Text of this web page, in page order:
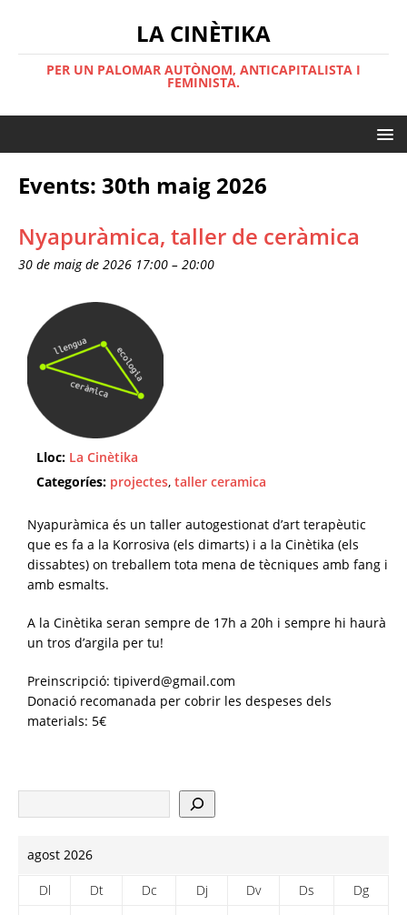
LA CINÈTIKA
PER UN PALOMAR AUTÒNOM, ANTICAPITALISTA I
FEMINISTA.
Events: 30th maig 2026
Nyapuràmica, taller de ceràmica
30 de maig de 2026 17:00 – 20:00
Lloc: La Cinètika
Categoríes: projectes, taller ceramica
Nyapuràmica és un taller autogestionat d’art terapèutic
que es fa a la Korrosiva (els dimarts) i a la Cinètika (els
dissabtes) on treballem tota mena de tècniques amb fang i
amb esmalts.
A la Cinètika seran sempre de 17h a 20h i sempre hi haurà
un tros d’argila per tu!
Preinscripció: tipiverd@gmail.com
Donació recomanada per cobrir les despeses dels
materials: 5€
agost 2026
Dl Dt Dc Dj Dv Ds
Dg